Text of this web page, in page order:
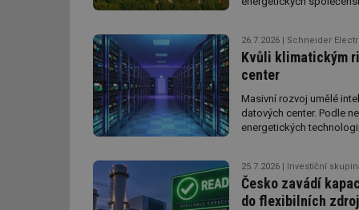
a doplnění nových
rovněž k některým
změny lze očekávat,
26.7.2026 Schneider
Kvůli klimatickým
center
Masivní rozvoj umělé
datových center. Podle
energetických
dosud plně zahrnuta do
infrastruktury mohou
25.7.2026 Investiční
Česko zavádí
do flexibilních
id